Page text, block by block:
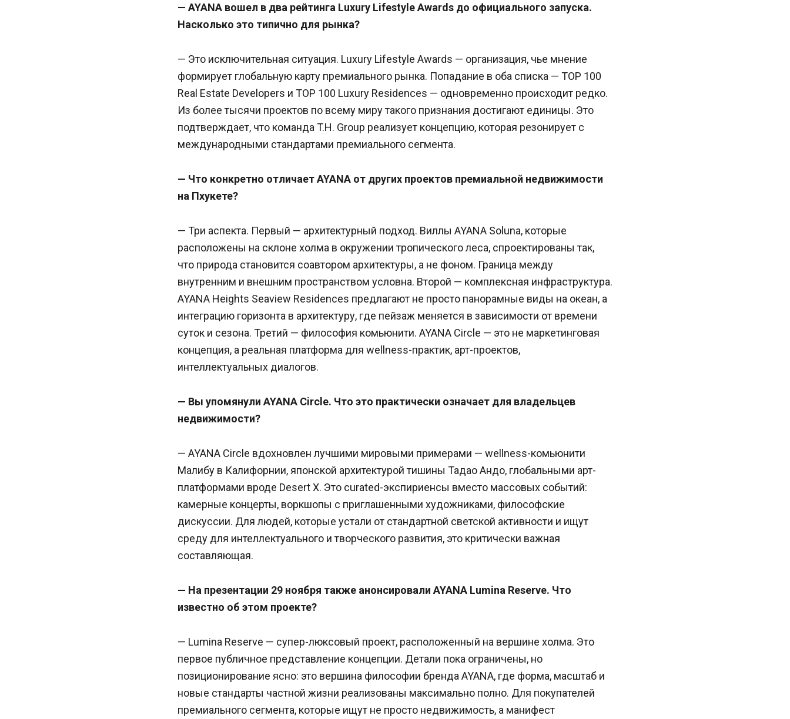
— AYANA вошел в два рейтинга Luxury Lifestyle Awards до официального запуска.
Насколько это типично для рынка?
— Это исключительная ситуация. Luxury Lifestyle Awards — организация, чье мнение
формирует глобальную карту премиального рынка. Попадание в оба списка — TOP 100
Real Estate Developers и TOP 100 Luxury Residences — одновременно происходит редко.
Из более тысячи проектов по всему миру такого признания достигают единицы. Это
подтверждает, что команда T.H. Group реализует концепцию, которая резонирует с
международными стандартами премиального сегмента.
— Что конкретно отличает AYANA от других проектов премиальной недвижимости
на Пхукете?
— Три аспекта. Первый — архитектурный подход. Виллы AYANA Soluna, которые
расположены на склоне холма в окружении тропического леса, спроектированы так,
что природа становится соавтором архитектуры, а не фоном. Граница между
внутренним и внешним пространством условна. Второй — комплексная инфраструктура.
AYANA Heights Seaview Residences предлагают не просто панорамные виды на океан, а
интеграцию горизонта в архитектуру, где пейзаж меняется в зависимости от времени
суток и сезона. Третий — философия комьюнити. AYANA Circle — это не маркетинговая
концепция, а реальная платформа для wellness-практик, арт-проектов,
интеллектуальных диалогов.
— Вы упомянули AYANA Circle. Что это практически означает для владельцев
недвижимости?
— AYANA Circle вдохновлен лучшими мировыми примерами — wellness-комьюнити
Малибу в Калифорнии, японской архитектурой тишины Тадао Андо, глобальными арт-
платформами вроде Desert X. Это curated-экспириенсы вместо массовых событий:
камерные концерты, воркшопы с приглашенными художниками, философские
дискуссии. Для людей, которые устали от стандартной светской активности и ищут
среду для интеллектуального и творческого развития, это критически важная
составляющая.
— На презентации 29 ноября также анонсировали AYANA Lumina Reserve. Что
известно об этом проекте?
— Lumina Reserve — супер-люксовый проект, расположенный на вершине холма. Это
первое публичное представление концепции. Детали пока ограничены, но
позиционирование ясно: это вершина философии бренда AYANA, где форма, масштаб и
новые стандарты частной жизни реализованы максимально полно. Для покупателей
премиального сегмента, которые ищут не просто недвижимость, а манифест